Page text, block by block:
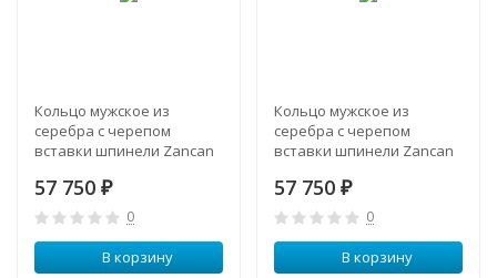
Кольцо мужское из
серебра с черепом
вставки шпинели Zancan
57 750 ₽
0
В корзину
Кольцо мужское из
серебра с черепом
вставки шпинели Zancan
57 750 ₽
0
В корзину